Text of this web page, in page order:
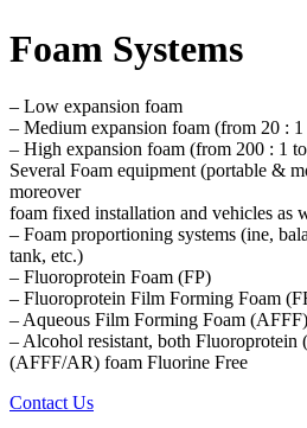
Foam Systems
– Low expansion foam
– Medium expansion foam (from 20 :
– High expansion foam (from 200 : 1
Several Foam equipment (portable &
moreover
foam fixed installation and vehicles as
– Foam proportioning systems (ine,
tank, etc.)
– Fluoroprotein Foam (FP)
– Fluoroprotein Film Forming Foam
– Aqueous Film Forming Foam
– Alcohol resistant, both Fluoroprotein
(AFFF/AR) foam Fluorine Free
Contact Us